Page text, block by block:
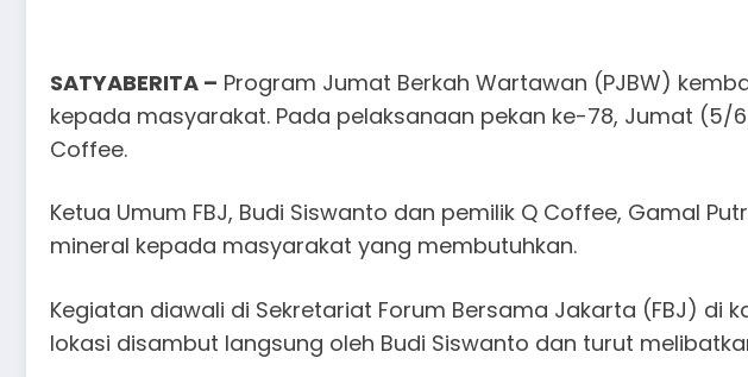
SATYABERITA – Program Jumat Berkah Wartawan (PJBW)
kepada masyarakat. Pada pelaksanaan pekan ke-78, Jumat (5/
Coffee.
Ketua Umum FBJ, Budi Siswanto dan pemilik Q Coffee, Gamal
mineral kepada masyarakat yang membutuhkan.
Kegiatan diawali di Sekretariat Forum Bersama Jakarta (FBJ) di
lokasi disambut langsung oleh Budi Siswanto dan turut